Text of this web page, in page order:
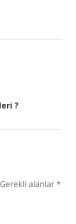
?
Gerekli alanlar*